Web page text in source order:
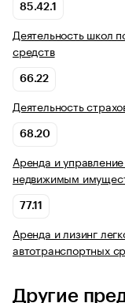
85.42.1
Деятельность школ
средств
66.22
Деятельность
68.20
Аренда и
недвижимым
77.11
Аренда и лизинг
автотранспортных
Другие